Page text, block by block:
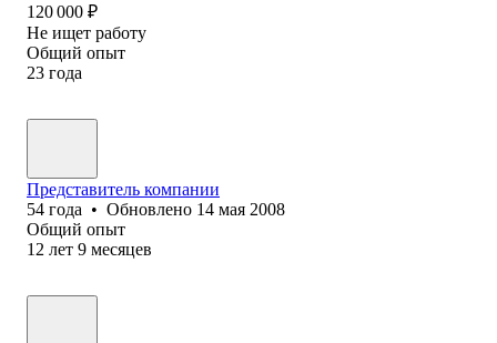
120 000 ₽
Не ищет работу
Общий опыт
23 года
Представитель компании
54 года • Обновлено 14 мая 2008
Общий опыт
12 лет 9 месяцев